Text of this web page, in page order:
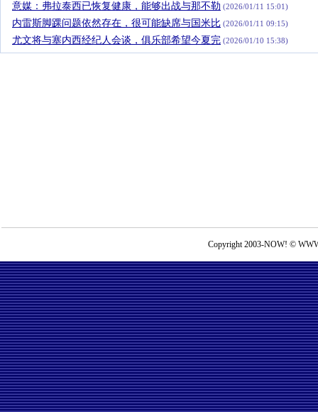
意媒：弗拉泰西已恢复健康，能够出战与那不勒 (2026/01/11 15:01)
内雷斯脚踝问题依然存在，很可能缺席与国米比 (2026/01/11 09:15)
尤文将与塞内西经纪人会谈，俱乐部希望今夏完 (2026/01/10 15:38)
Copyright 2003-NOW! ©